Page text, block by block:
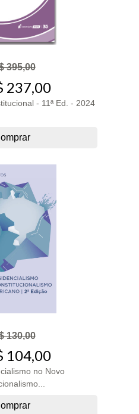
395,00
237,00
- 11ª Ed. - 2024
130,00
104,00
no Novo